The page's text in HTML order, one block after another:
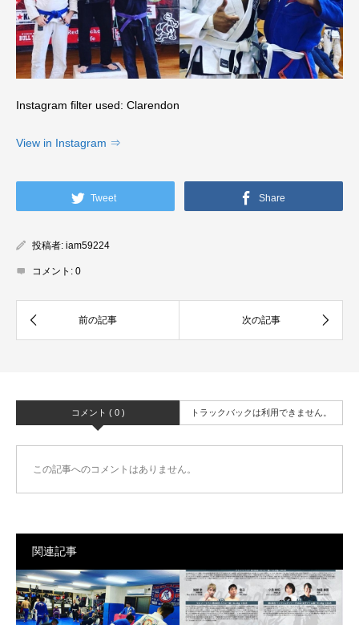
Instagram filter used: Clarendon
View in Instagram ⇒
Tweet Share
投稿者: iam59224
コメント: 0
コメント ( 0 ) トラックバックは利用できません。
この記事へのコメントはありません。
関連記事